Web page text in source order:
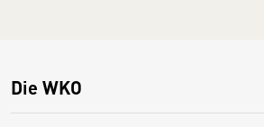
Die WKO